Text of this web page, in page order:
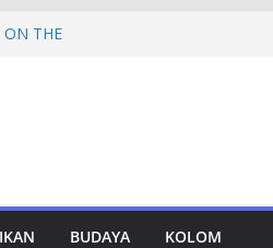
ON THE
Yasin:
BUDAYA KOLOM